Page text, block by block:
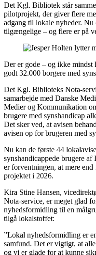
Det Kgl. Bibliotek står
pilotprojekt, der giver flere
adgang til lokale nyheder.
tilgængelige – og flere er på
Der er gode – og ikke mindst
godt 32.000 borgere med
Det Kgl. Biblioteks Nota-
samarbejde med Danske
Medier og Kommunikation
brugere med synshandicap
Det sker ved, at avisen
avisen op for brugeren med
Nu kan de første 44
synshandicappede brugere
er forventningen, at mere
projektet i 2026.
Kira Stine Hansen,
Nota-service, er meget glad
nyhedsformidling til en
tilgå lokalstoffet:
”Lokal nyhedsformidling er
samfund. Det er vigtigt, at
og vi er glade for at kunne